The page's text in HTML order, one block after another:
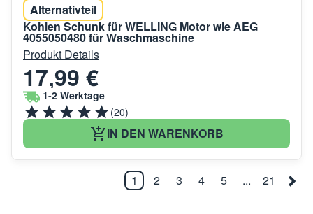
Alternativteil
Kohlen Schunk für WELLING Motor wie AEG
4055050480 für Waschmaschine
Produkt Details
17,99 €
1-2 Werktage
(20)
IN DEN WARENKORB
1 2 3 4 5 ... 21